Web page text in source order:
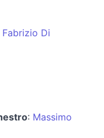
Fabrizio Di
: Massimo